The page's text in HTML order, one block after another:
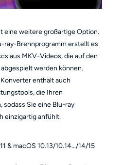
eine weitere großartige Option.
ray-Brennprogramm erstellt es
aus MKV-Videos, die auf den
werden können.
enthält auch
die Ihren
sodass Sie eine Blu-ray
einzigartig anfühlt.
& macOS 10.13/10.14.../14/15